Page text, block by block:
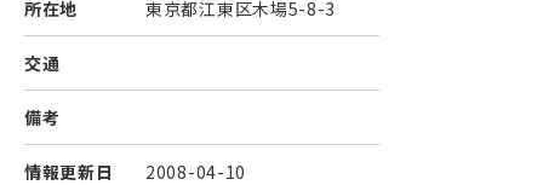
所在地 東京都江東区木場5-8-3
交通
備考
情報更新日 2008-04-10